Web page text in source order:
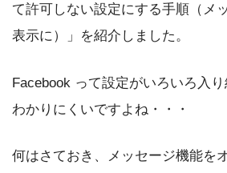
て許可しない設定にする手順（メ
表示に）」を紹介しました。
Facebook って設定がいろいろ入
わかりにくいですよね・・・
何はさておき、メッセージ機能を